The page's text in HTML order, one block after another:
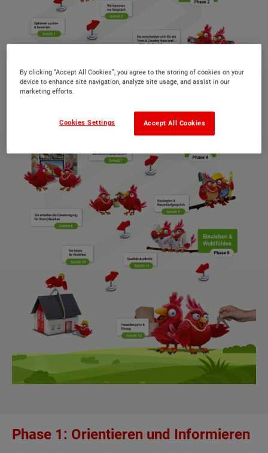
Phase 1: Orientieren und Informieren
By clicking “Accept All Cookies”, you agree to the storing of cookies on your
device to enhance site navigation, analyze site usage, and assist in our
marketing efforts.
Accept All Cookies
Cookies Settings